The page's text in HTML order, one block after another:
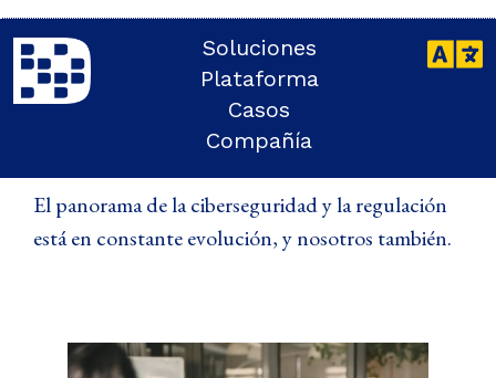
Soluciones
Plataforma
Casos
Compañía
POLÍTICAS
Seguridad de Datos
y Privacidad
El panorama de la ciberseguridad y la regulación
está en constante evolución, y nosotros también.